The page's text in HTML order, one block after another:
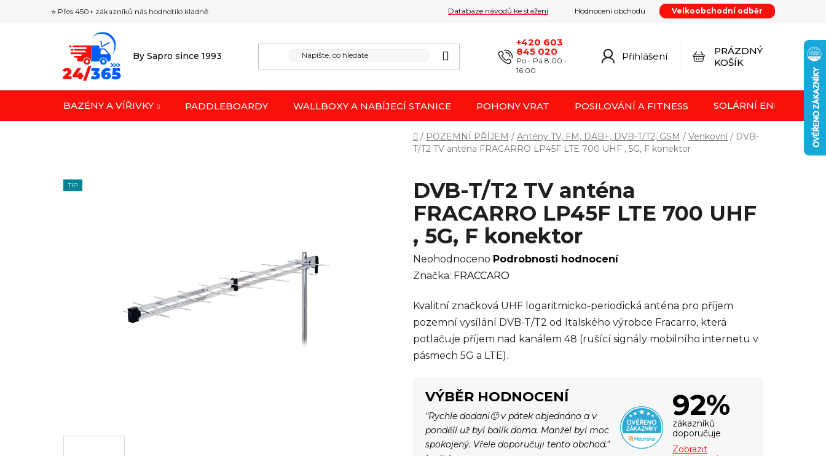
⭐ Přes 450+ zákazníků nás hodnotilo kladně Databáze návodů ke stažení Hodnocení obchodu
Velkoobchodní odběr
Reklamace / odstoupení od smlouvy
By Sapro since 1993
+420 603
845 020
Po - Pá 8:00 -
16:00
Přihlášení
NÁKUPNÍ
PRÁZDNÝ
KOŠÍK
BAZÉNY A VÍŘIVKY PADDLEBOARDY WALLBOXY A NABÍJECÍ STANICE POHONY VRAT POSILOVÁNÍ A FITNESS SOLÁRNÍ ENERGIE FVE
Domů
/ POZEMNÍ PŘÍJEM / Antény TV, FM, DAB+, DVB-T/T2, GSM / Venkovní / DVB-
T/T2 TV anténa FRACARRO LP45F LTE 700 UHF , 5G, F konektor
DVB-T/T2 TV anténa
FRACARRO LP45F LTE 700 UHF
, 5G, F konektor
Průměrné
hodnocení
je
0,0
z
5
Neohodnoceno Podrobnosti hodnocení
Značka: FRACCARO
Kvalitní značková UHF logaritmicko-periodická anténa pro příjem
pozemní vysílání DVB-T/T2 od Italského výrobce Fracarro, která
potlačuje příjem nad kanálem 48 (rušící signály mobilního internetu v
pásmech 5G a LTE).
VÝBĚR HODNOCENÍ
"Rychle dodani🙂 v pátek objednáno a v
pondělí už byl balík doma. Manžel byl moc
spokojený. Vřele doporučuji tento obchod."
92%
zákazníků
doporučuje
Zobrazit
TIP